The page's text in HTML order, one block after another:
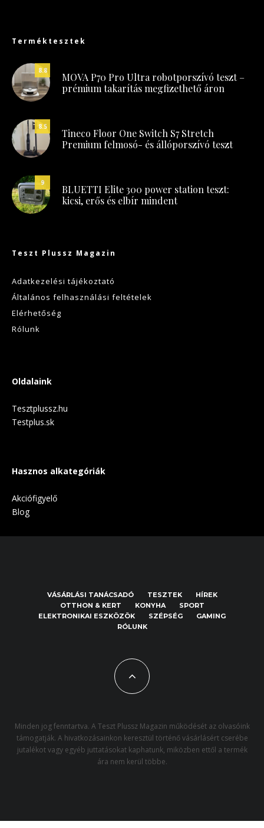
Terméktesztek
8.8
MOVA P70 Pro Ultra robotporszívó teszt –
prémium takarítás megfizethető áron
8.5
Tineco Floor One Switch S7 Stretch
Premium felmosó- és állóporszívó teszt
9
BLUETTI Elite 300 power station teszt:
kicsi, erős és elbír mindent
Teszt Plussz Magazin
Adatkezelési tájékoztató
Általános felhasználási feltételek
Elérhetőség
Rólunk
Oldalaink
Tesztplussz.hu
Testplus.sk
Hasznos alkategóriák
Akciófigyelő
Blog
VÁSÁRLÁSI TANÁCSADÓ TESZTEK
HÍREK
OTTHON & KERT
KONYHA
SPORT
ELEKTRONIKAI ESZKÖZÖK
SZÉPSÉG
GAMING
RÓLUNK
Minden jog fenntartva. A Teszt Plussz Magazin működését az olvasóink
támogatják. A hivatkozásainkon keresztül történő vásárlásért cserébe
jutalékot vagy egyéb juttatásokat kaphatunk, miközben ettől a termék
ára nem kerül többe.